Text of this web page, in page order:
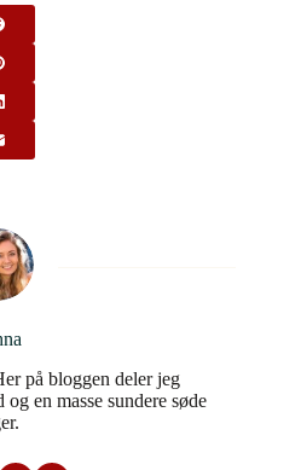
på bloggen deler jeg
en masse sundere søde